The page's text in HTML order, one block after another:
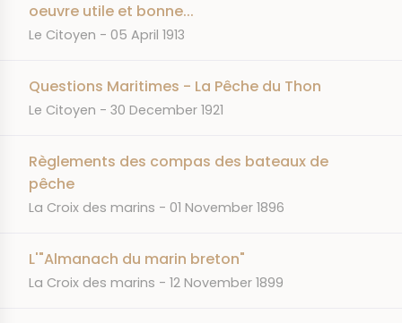
oeuvre utile et bonne...
JOURNAL
Le Citoyen DATE
05 April 1913
Questions Maritimes - La Pêche du Thon
JOURNAL
Le Citoyen DATE
30 December 1921
Règlements des compas des bateaux de
pêche
JOURNAL
La Croix des marins DATE
01 November 1896
L'"Almanach du marin breton"
JOURNAL
La Croix des marins DATE
12 November 1899